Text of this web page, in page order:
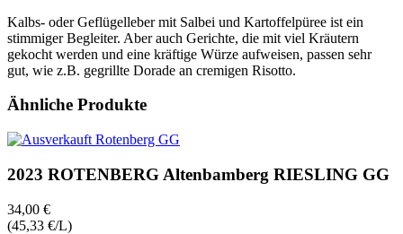
Kalbs- oder Geflügelleber mit Salbei und Kartoffelpüree ist ein
stimmiger Begleiter. Aber auch Gerichte, die mit viel Kräutern
gekocht werden und eine kräftige Würze aufweisen, passen sehr
gut, wie z.B. gegrillte Dorade an cremigen Risotto.
Ähnliche Produkte
2023 ROTENBERG Altenbamberg RIESLING GG
34,00 €
(45,33 €/L)